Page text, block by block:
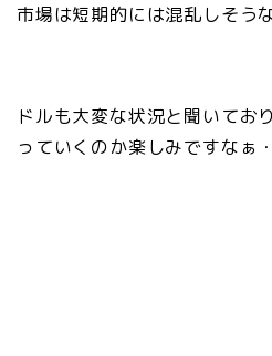
市場は短期的には混乱しそう
ドルも大変な状況と聞いてお
っていくのか楽しみですなぁ